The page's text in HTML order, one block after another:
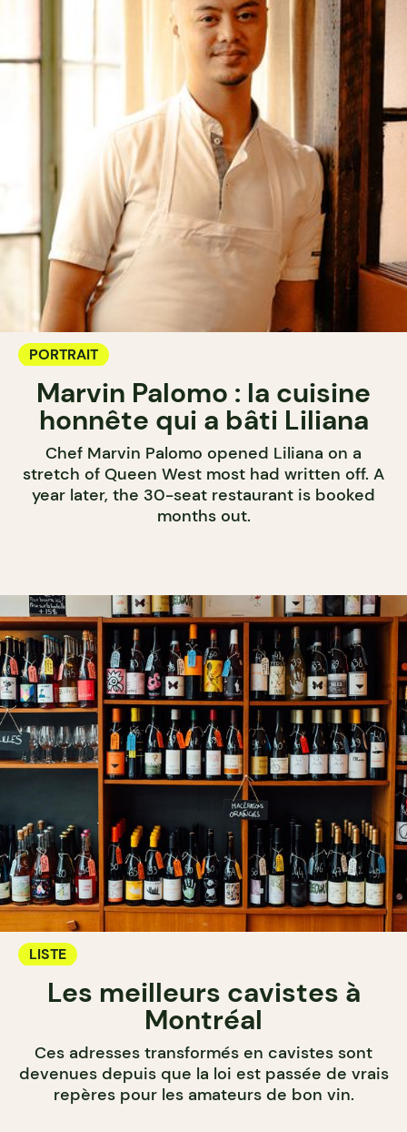
PORTRAIT
Marvin Palomo : la cuisine
honnête qui a bâti Liliana
Chef Marvin Palomo opened Liliana on a
stretch of Queen West most had written off. A
year later, the 30-seat restaurant is booked
months out.
LISTE
Les meilleurs cavistes à
Montréal
Ces adresses transformés en cavistes sont
devenues depuis que la loi est passée de vrais
repères pour les amateurs de bon vin.